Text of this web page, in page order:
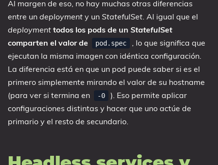
Al margen de eso, no hay muchas otras diferencias
entre un deployment y un StatefulSet. Al igual que el
deployment todos los pods de un StatefulSet
comparten el valor de
pod.spec
, lo que significa que
ejecutan la misma imagen con idéntica configuración.
La diferencia está en que un pod puede saber si es el
primero simplemente mirando el valor de su hostname
(para ver si termina en
-0
). Eso permite aplicar
configuraciones distintas y hacer que uno actúe de
primario y el resto de secundario.